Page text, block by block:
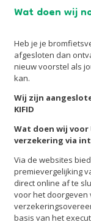
Wat doen wij
Heb je je
afgesloten dan
nieuw voorstel als
kan.
Wij zijn
KIFID
Wat doen wij
verzekering via
Via de websites
premievergelijking
direct online af te
voor het doorgeven
basis van het